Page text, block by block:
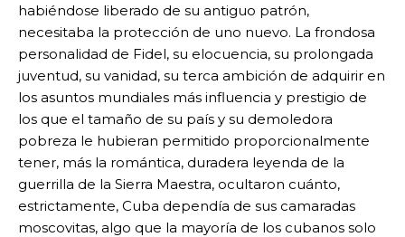
habiéndose liberado de su antiguo patrón,
necesitaba la protección de uno nuevo. La frondosa
personalidad de Fidel, su elocuencia, su prolongada
juventud, su vanidad, su terca ambición de adquirir en
los asuntos mundiales más influencia y prestigio de
los que el tamaño de su país y su demoledora
pobreza le hubieran permitido proporcionalmente
tener, más la romántica, duradera leyenda de la
guerrilla de la Sierra Maestra, ocultaron cuánto,
estrictamente, Cuba dependía de sus camaradas
moscovitas, algo que la mayoría de los cubanos solo